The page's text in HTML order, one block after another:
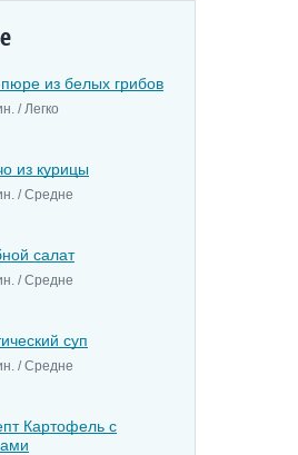
из белых грибов
/ Легко
из курицы
/ Средне
салат
/ Средне
суп
/ Средне
Картофель с